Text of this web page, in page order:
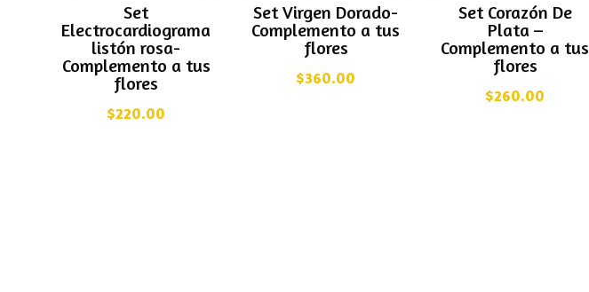
Set
Electrocardiograma
listón rosa-
Complemento a tus
flores
$220.00
Set Virgen Dorado-
Complemento a tus
flores
$360.00
Set Corazón De
Plata –
Complemento a tus
flores
$260.00